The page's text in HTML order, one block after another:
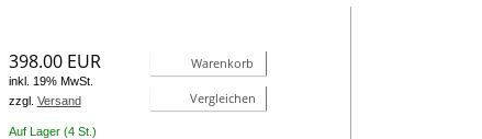
398.00 EUR
inkl. 19% MwSt.
zzgl. Versand
Auf Lager (4 St.)
Warenkorb
Vergleichen